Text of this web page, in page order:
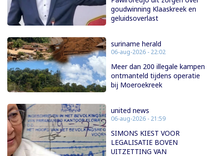
goudwinning Klaaskreek en
geluidsoverlast
suriname herald
06-aug-2026 - 22:02
Meer dan 200 illegale kampen
ontmanteld tijdens operatie
bij Moeroekreek
united news
06-aug-2026 - 21:59
SIMONS KIEST VOOR
LEGALISATIE BOVEN
UITZETTING VAN